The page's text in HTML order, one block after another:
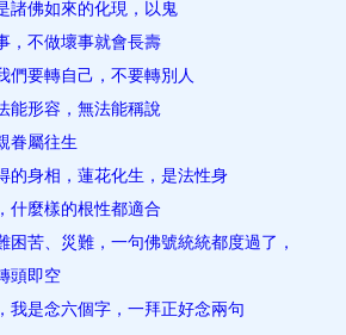
諸佛如來的化​現，以鬼
，不做壞事就會長壽
們要轉自己，不要轉別人
能形容，無法能稱說
眷屬​往生
的身相，蓮花化生，是法性身
什麼樣的根性都適合
困苦、災難，一句佛號統統都度過了，
頭即​空
我是念六個字，一拜正好念兩句